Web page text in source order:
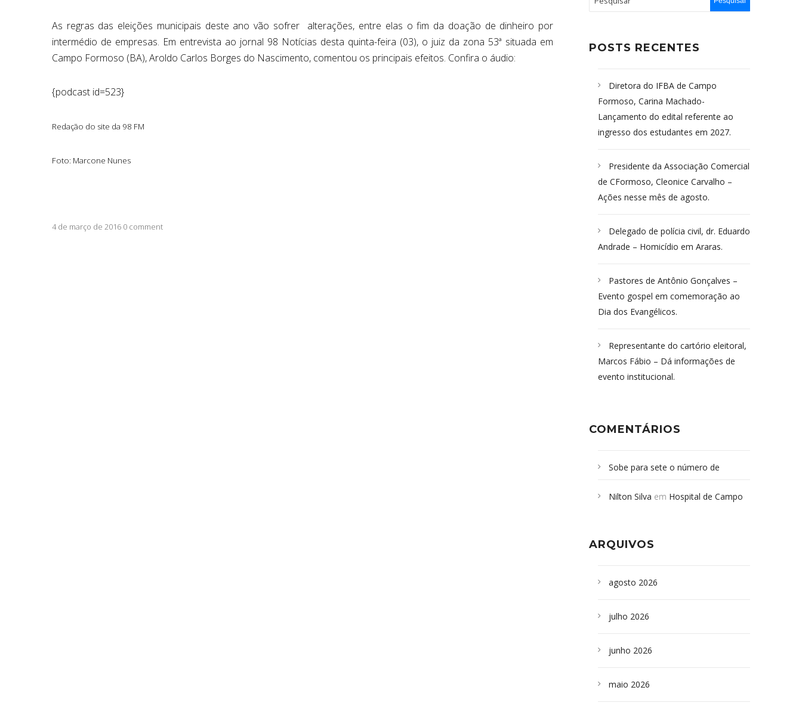
As regras das eleições municipais deste ano vão sofrer alterações, entre elas o fim da doação de dinheiro por
intermédio de empresas. Em entrevista ao jornal 98 Notícias desta quinta-feira (03), o juiz da zona 53ª situada em
Campo Formoso (BA), Aroldo Carlos Borges do Nascimento, comentou os principais efeitos. Confira o áudio:
{podcast id=523}
Redação do site da 98 FM
Foto: Marcone Nunes
4 de março de 2016 0 comment
POSTS RECENTES
Diretora do IFBA de Campo
Formoso, Carina Machado-
Lançamento do edital referente ao
ingresso dos estudantes em 2027.
Presidente da Associação Comercial
de CFormoso, Cleonice Carvalho –
Ações nesse mês de agosto.
Delegado de polícia civil, dr. Eduardo
Andrade – Homicídio em Araras.
Pastores de Antônio Gonçalves –
Evento gospel em comemoração ao
Dia dos Evangélicos.
Representante do cartório eleitoral,
Marcos Fábio – Dá informações de
evento institucional.
COMENTÁRIOS
Sobe para sete o número de
desabamento em São Paulo - Revista
sepultados em SP
Nilton Silva em Hospital de Campo
ARQUIVOS
agosto 2026
julho 2026
junho 2026
maio 2026